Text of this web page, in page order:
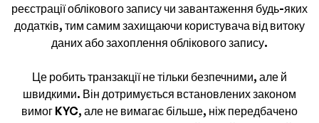
реєстрації облікового запису чи завантаження будь-яких
додатків, тим самим захищаючи користувача від витоку
даних або захоплення облікового запису.
Це робить транзакції не тільки безпечними, але й
швидкими. Він дотримується встановлених законом
вимог KYC, але не вимагає більше, ніж передбачено